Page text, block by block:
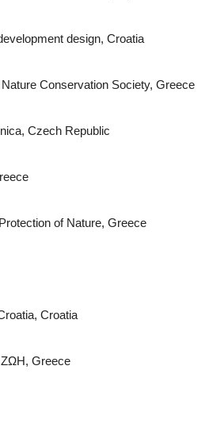
design, Croatia
Conservation Society, Greece
Czech Republic
of Nature, Greece
Croatia
Greece